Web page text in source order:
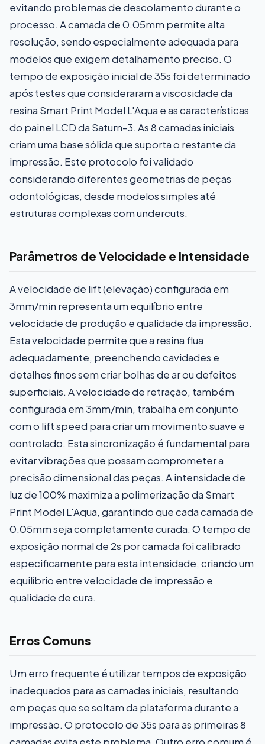
evitando problemas de descolamento durante o
processo. A camada de 0.05mm permite alta
resolução, sendo especialmente adequada para
modelos que exigem detalhamento preciso. O
tempo de exposição inicial de 35s foi determinado
após testes que consideraram a viscosidade da
resina Smart Print Model L'Aqua e as características
do painel LCD da Saturn-3. As 8 camadas iniciais
criam uma base sólida que suporta o restante da
impressão. Este protocolo foi validado
considerando diferentes geometrias de peças
odontológicas, desde modelos simples até
estruturas complexas com undercuts.
Parâmetros de Velocidade e Intensidade
A velocidade de lift (elevação) configurada em
3mm/min representa um equilíbrio entre
velocidade de produção e qualidade da impressão.
Esta velocidade permite que a resina flua
adequadamente, preenchendo cavidades e
detalhes finos sem criar bolhas de ar ou defeitos
superficiais. A velocidade de retração, também
configurada em 3mm/min, trabalha em conjunto
com o lift speed para criar um movimento suave e
controlado. Esta sincronização é fundamental para
evitar vibrações que possam comprometer a
precisão dimensional das peças. A intensidade de
luz de 100% maximiza a polimerização da Smart
Print Model L'Aqua, garantindo que cada camada de
0.05mm seja completamente curada. O tempo de
exposição normal de 2s por camada foi calibrado
especificamente para esta intensidade, criando um
equilíbrio entre velocidade de impressão e
qualidade de cura.
Erros Comuns
Um erro frequente é utilizar tempos de exposição
inadequados para as camadas iniciais, resultando
em peças que se soltam da plataforma durante a
impressão. O protocolo de 35s para as primeiras 8